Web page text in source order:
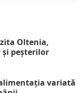
Oltenia,
și peșterilor
variată